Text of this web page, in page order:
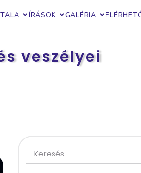
ÍRÁSOK GALÉRIA
veszélyei